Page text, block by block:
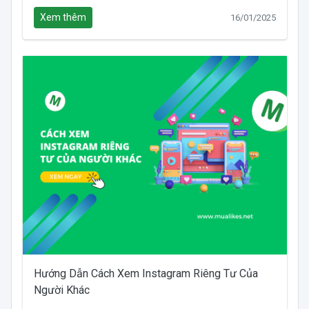
Xem thêm 16/01/2025
Hướng Dẫn Cách Xem Instagram Riêng Tư Của
Người Khác